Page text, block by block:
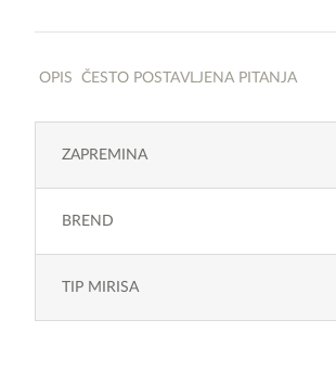
OPIS ČESTO POSTAVLJENA PITANJA
ZAPREMINA
BREND
TIP MIRISA